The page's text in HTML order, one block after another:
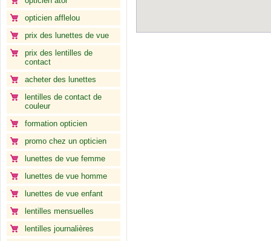
opticien afflelou
prix des lunettes de vue
prix des lentilles de
contact
acheter des lunettes
lentilles de contact de
couleur
formation opticien
promo chez un opticien
lunettes de vue femme
lunettes de vue homme
lunettes de vue enfant
lentilles mensuelles
lentilles journalières